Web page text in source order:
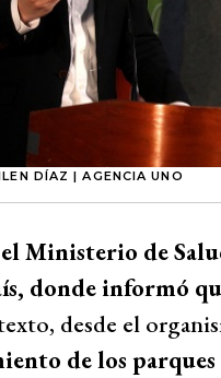
DÍAZ | AGENCIA UNO
Ministerio de
donde informó
desde el
de los parques